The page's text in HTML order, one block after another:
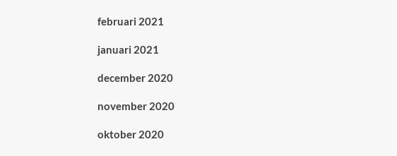
februari 2021
januari 2021
december 2020
november 2020
oktober 2020